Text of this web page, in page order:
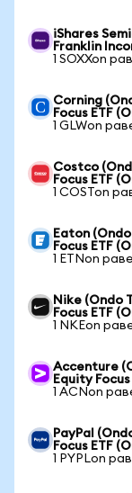
iShares
Franklin
1 SOXXon
Corning
Focus ETF
1 GLWon
Costco
Focus ETF
1 COSTon
Eaton
Focus ETF
1 ETNon
Nike (Ondo
Focus ETF
1 NKEon
Accenture
Equity
1 ACNon
PayPal
Focus ETF
1 PYPLon